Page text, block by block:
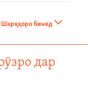
Шарҳҳоро бинед
дар